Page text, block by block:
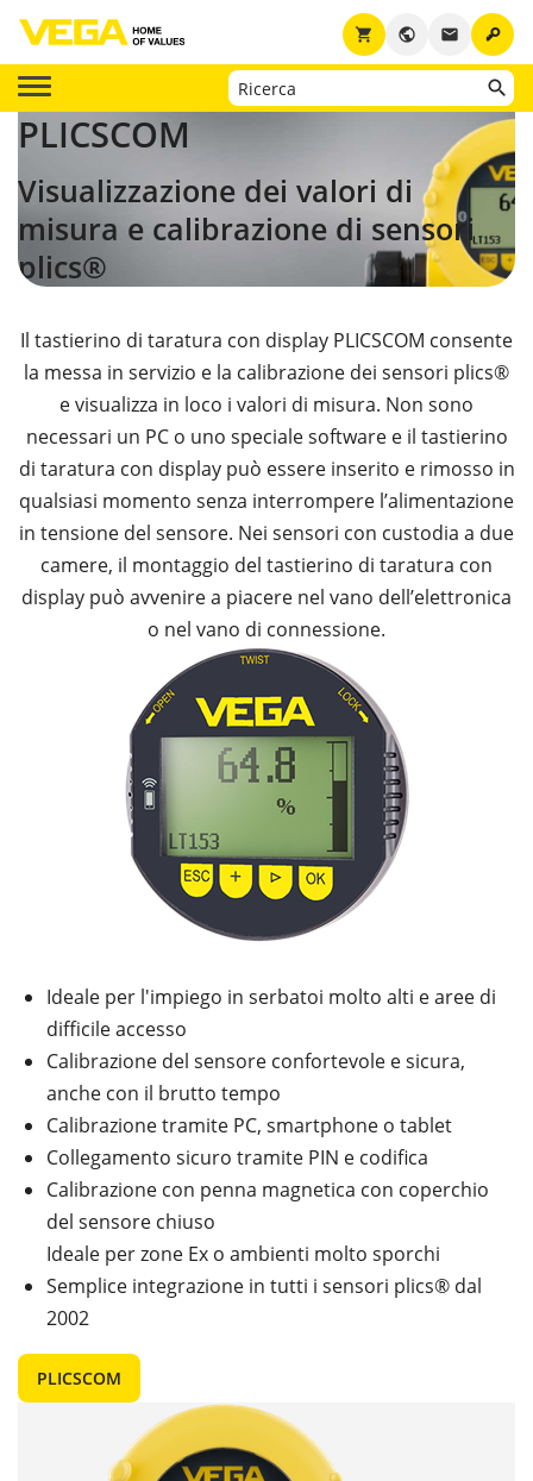
key
email
public
shopping_cart
PLICSCOM
Visualizzazione dei valori di
misura e calibrazione di sensori
plics®
Il tastierino di taratura con display PLICSCOM consente
la messa in servizio e la calibrazione dei sensori plics®
e visualizza in loco i valori di misura. Non sono
necessari un PC o uno speciale software e il tastierino
di taratura con display può essere inserito e rimosso in
qualsiasi momento senza interrompere l’alimentazione
in tensione del sensore. Nei sensori con custodia a due
camere, il montaggio del tastierino di taratura con
display può avvenire a piacere nel vano dell’elettronica
o nel vano di connessione.
Ideale per l'impiego in serbatoi molto alti e aree di
difficile accesso
Calibrazione del sensore confortevole e sicura,
anche con il brutto tempo
Calibrazione tramite PC, smartphone o tablet
Collegamento sicuro tramite PIN e codifica
Calibrazione con penna magnetica con coperchio
del sensore chiuso
Ideale per zone Ex o ambienti molto sporchi
Semplice integrazione in tutti i sensori plics® dal
2002
PLICSCOM